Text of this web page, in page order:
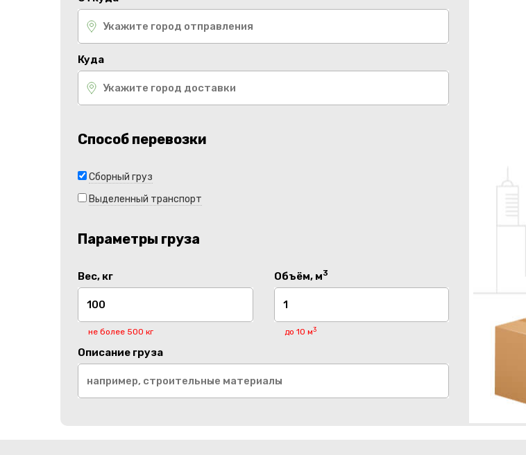
Куда
Способ перевозки
Сборный груз
Выделенный транспорт
Параметры груза
Вес, кг
не более 500 кг
Объём, м3
до 10 м3
Описание груза